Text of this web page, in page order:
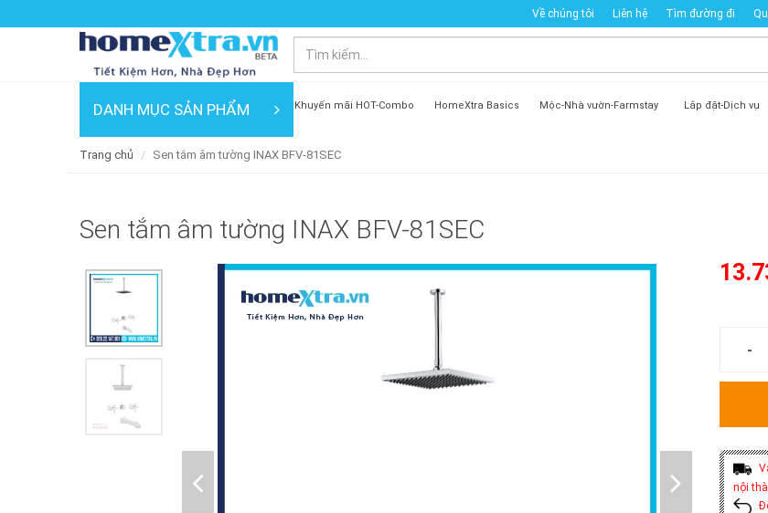
Về chúng tôi Liên hệ Tìm đường đi
DANH MỤC SẢN PHẨM Khuyến mãi HOT-Combo HomeXtra Basics Mộc-Nhà vườn-Farmstay Lắp đặt-Dịch vụ
Trang chủ Sen tắm âm tường INAX BFV-81SEC
Sen tắm âm tường INAX BFV-81SEC
nội